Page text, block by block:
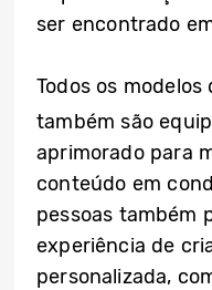
ser encontrado
Todos os modelos
também são
aprimorado para
conteúdo em
pessoas também
experiência de
personalizada,